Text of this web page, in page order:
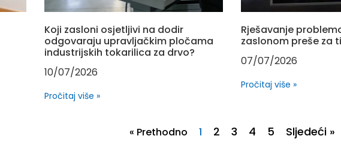
Koji zasloni osjetljivi na dodir
odgovaraju upravljačkim pločama
industrijskih tokarilica za drvo?
10/07/2026
Pročitaj više »
Rješavanje
zaslonom preše za
07/07/2026
Pročitaj više »
« Prethodno 1 2 3 4 5 Sljedeći »